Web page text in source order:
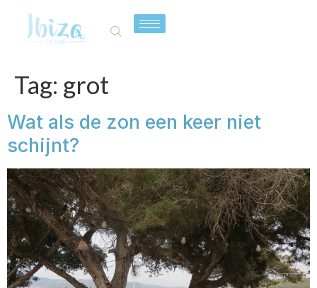
Tag: grot
Wat als de zon een keer niet
schijnt?